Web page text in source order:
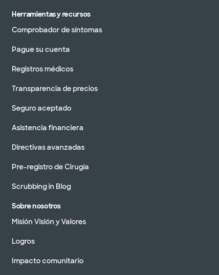
Herramientas y recursos
Comprobador de síntomas
Pague su cuenta
Registros médicos
Transparencia de precios
Seguro aceptado
Asistencia financiera
Directivas avanzadas
Pre-registro de Cirugía
Scrubbing in Blog
Sobre nosotros
Misión Visión y Valores
Logros
Impacto comunitario